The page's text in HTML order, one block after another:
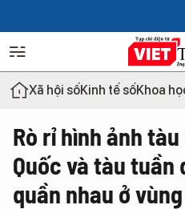
Xã hội sốKinh tế sốKhoa
Rò rỉ hình ảnh
Quốc và tàu tuần
quần nhau ở